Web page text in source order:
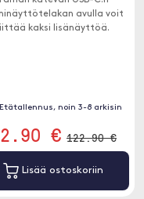
avulla voit
liittää kaksi lisänäyttöä.
Etätallennus, noin 3-8 arkisin
€ 122.90 €
Lisää ostoskoriin